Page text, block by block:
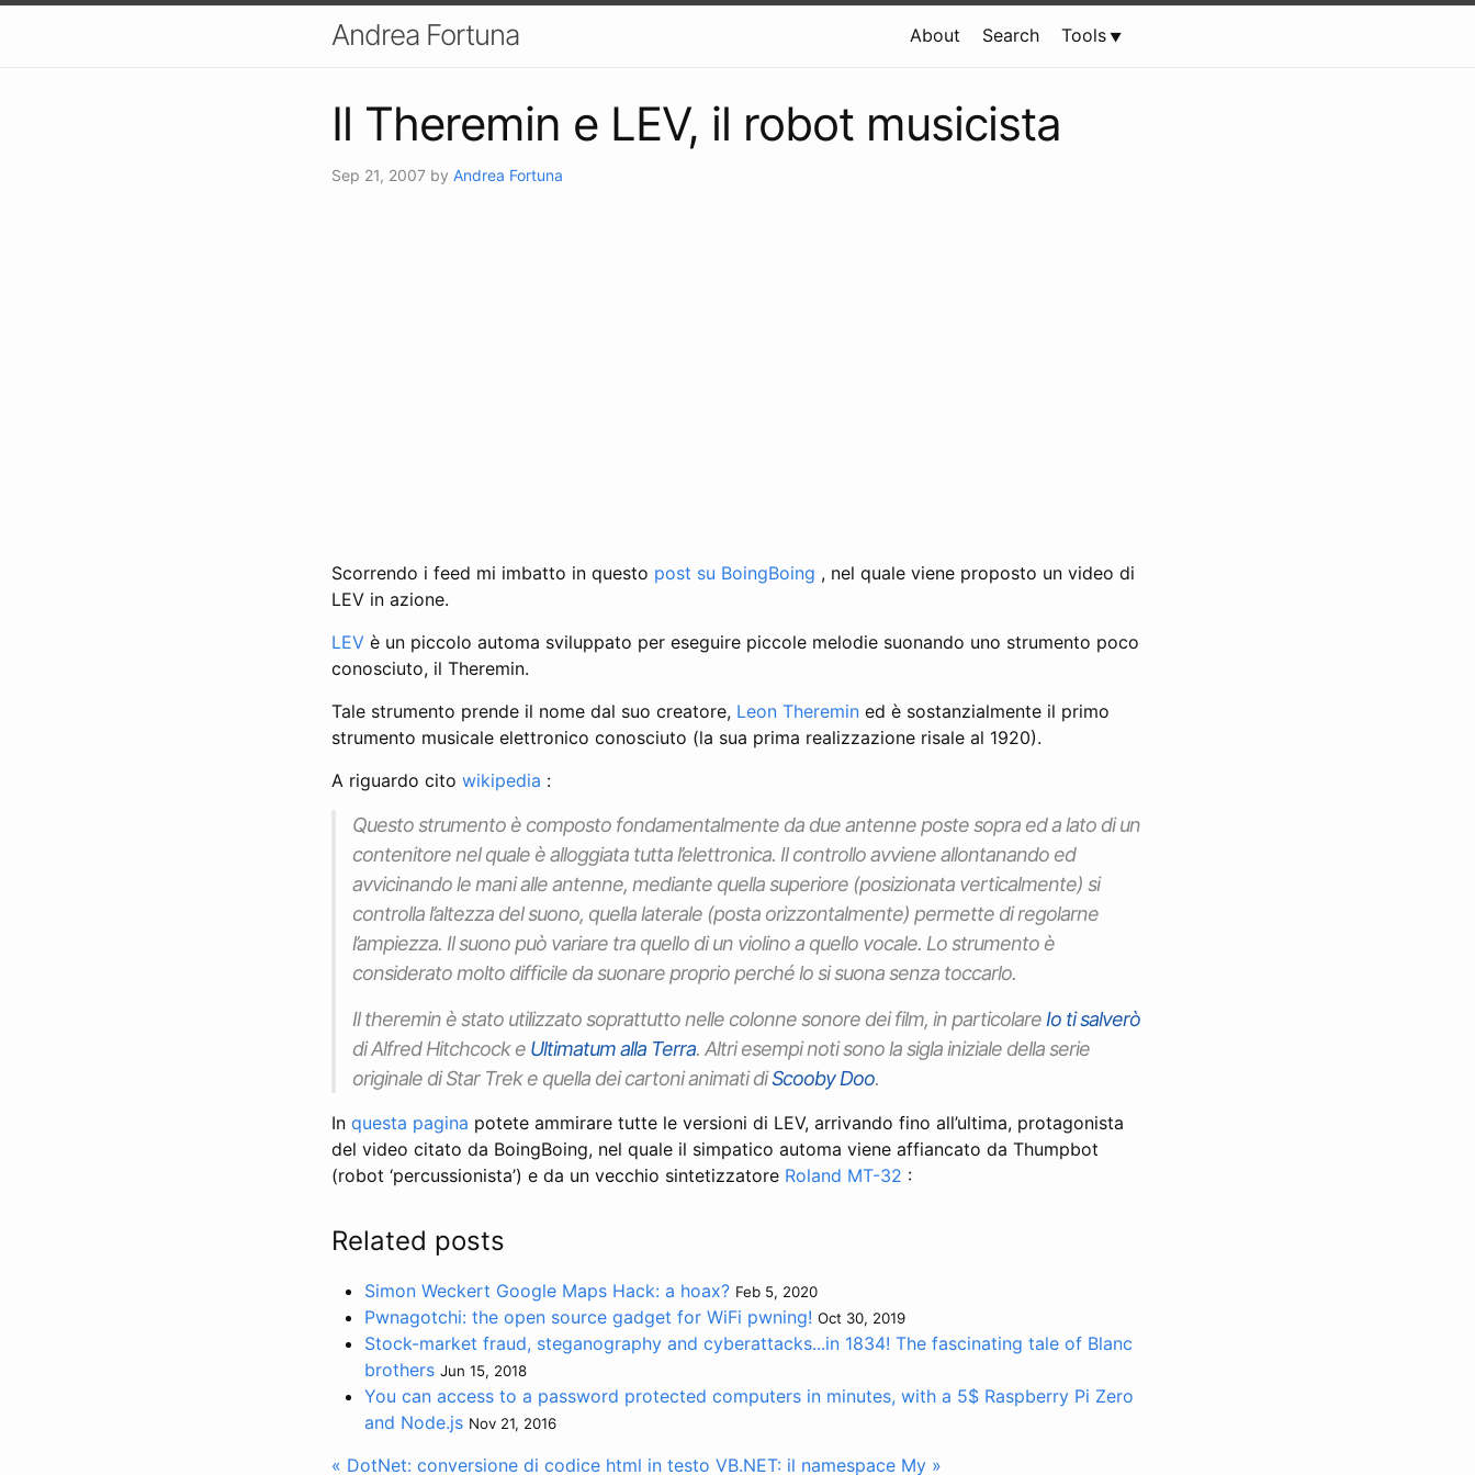
Andrea Fortuna About Search Tools
Il Theremin e LEV, il robot musicista
Sep 21, 2007 by Andrea Fortuna
Scorrendo i feed mi imbatto in questo post su BoingBoing , nel quale viene proposto un video di
LEV in azione.
LEV è un piccolo automa sviluppato per eseguire piccole melodie suonando uno strumento poco
conosciuto, il Theremin.
Tale strumento prende il nome dal suo creatore, Leon Theremin ed è sostanzialmente il primo
strumento musicale elettronico conosciuto (la sua prima realizzazione risale al 1920).
A riguardo cito wikipedia :
Questo strumento è composto fondamentalmente da due antenne poste sopra ed a lato di un
contenitore nel quale è alloggiata tutta l’elettronica. Il controllo avviene allontanando ed
avvicinando le mani alle antenne, mediante quella superiore (posizionata verticalmente) si
controlla l’altezza del suono, quella laterale (posta orizzontalmente) permette di regolarne
l’ampiezza. Il suono può variare tra quello di un violino a quello vocale. Lo strumento è
considerato molto difficile da suonare proprio perché lo si suona senza toccarlo.
Il theremin è stato utilizzato soprattutto nelle colonne sonore dei film, in particolare Io ti salverò
di Alfred Hitchcock e Ultimatum alla Terra. Altri esempi noti sono la sigla iniziale della serie
originale di Star Trek e quella dei cartoni animati diScooby Doo.
In questa pagina potete ammirare tutte le versioni di LEV, arrivando fino all’ultima, protagonista
del video citato da BoingBoing, nel quale il simpatico automa viene affiancato da Thumpbot
(robot ‘percussionista’) e da un vecchio sintetizzatore Roland MT-32 :
Related posts
Simon Weckert Google Maps Hack: a hoax? Feb 5, 2020
Pwnagotchi: the open source gadget for WiFi pwning! Oct 30, 2019
Stock-market fraud, steganography and cyberattacks...in 1834! The fascinating tale of Blanc
brothers Jun 15, 2018
You can access to a password protected computers in minutes, with a 5$ Raspberry Pi Zero
and Node.js Nov 21, 2016
« DotNet: conversione di codice html in testo VB.NET: il namespace My »